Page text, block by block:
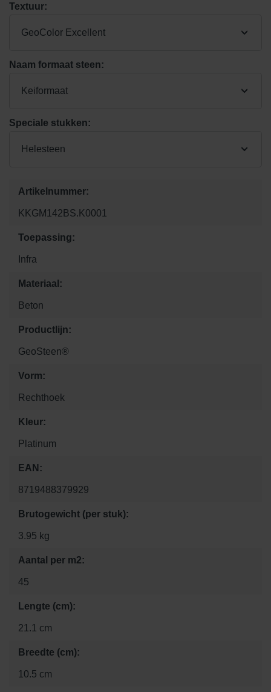
Textuur:
GeoColor Excellent
Naam formaat steen:
Keiformaat
Speciale stukken:
Helesteen
Artikelnummer:
KKGM142BS.K0001
Toepassing:
Infra
Materiaal:
Beton
Productlijn:
GeoSteen®
Vorm:
Rechthoek
Kleur:
Platinum
EAN:
8719488379929
Brutogewicht (per stuk):
3.95 kg
Aantal per m2:
45
Lengte (cm):
21.1 cm
Breedte (cm):
10.5 cm